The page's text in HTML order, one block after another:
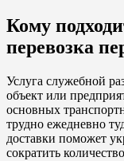
Кому
перевозка
Услуга служебной
объект или
основных
трудно ежедневно
доставки поможет
сократить